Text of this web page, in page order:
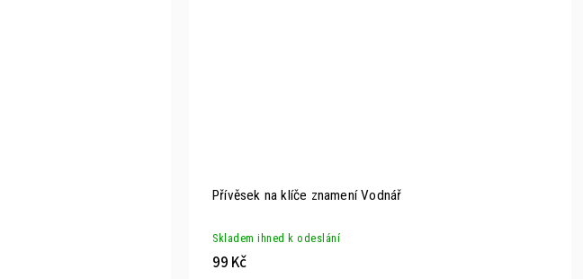
Přívěsek na klíče znamení Vodnář
Skladem ihned k odeslání
99 Kč